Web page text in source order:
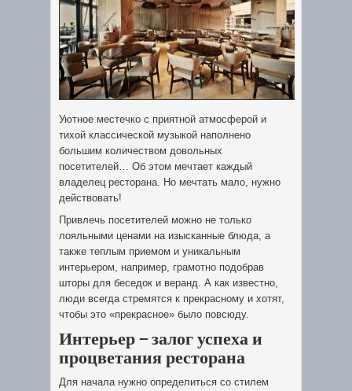
Уютное местечко с приятной атмосферой и
тихой классической музыкой наполнено
большим количеством довольных
посетителей… Об этом мечтает каждый
владелец ресторана. Но мечтать мало, нужно
действовать!
Привлечь посетителей можно не только
лояльными ценами на изысканные блюда, а
также теплым приемом и уникальным
интерьером, например, грамотно подобрав
шторы для беседок и веранд. А как известно,
люди всегда стремятся к прекрасному и хотят,
чтобы это «прекрасное» было повсюду.
Интерьер – залог успеха и
процветания ресторана
Для начала нужно определиться со стилем